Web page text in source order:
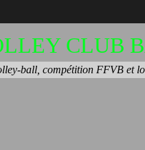
CLUB
ball, compétition FFVB et